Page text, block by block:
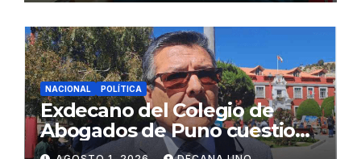
NACIONAL POLÍTICA
Exdecano del Colegio de
Abogados de Puno cuestiona
propuestas sobre seguridad